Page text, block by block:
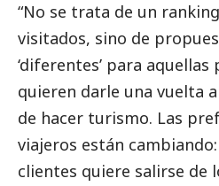
“No se trata de un
visitados, sino de
‘diferentes’ para aquellas
quieren darle una vuelta
de hacer turismo. Las
viajeros están
clientes quiere salirse de